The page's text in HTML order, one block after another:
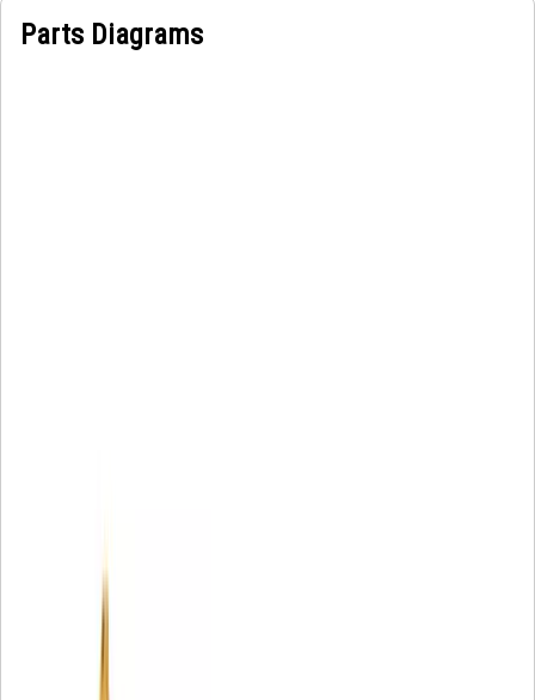
Parts Diagrams